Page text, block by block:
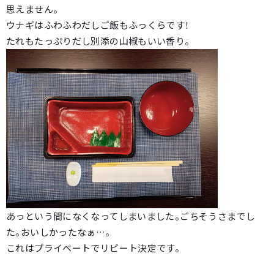
思えません。
ウナギはふわふわだしご飯もふっくらです！
たれもたっぷりだし別添の山椒もいい香り。
あっという間になくなってしまいました。ごちそうさまでし
た。おいしかったなぁ…。
これはプライベートでリピート決定です。